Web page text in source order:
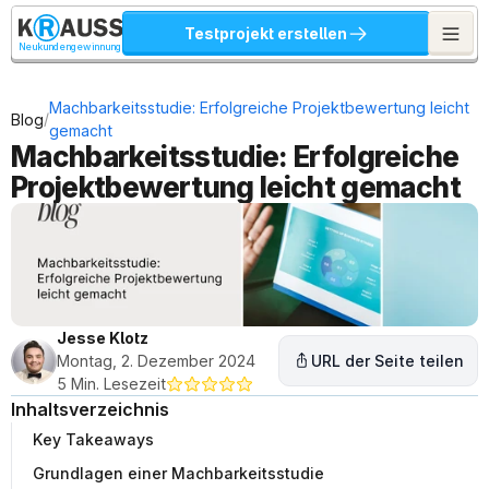
Neukundengewinnung
Testprojekt erstellen
Blog/
Machbarkeitsstudie: Erfolgreiche Projektbewertung leicht
gemacht
Machbarkeitsstudie: Erfolgreiche
Projektbewertung leicht gemacht
Jesse Klotz
Montag, 2. Dezember 2024
5 Min. Lesezeit
URL der Seite teilen
Inhaltsverzeichnis
Key Takeaways
Grundlagen einer Machbarkeitsstudie